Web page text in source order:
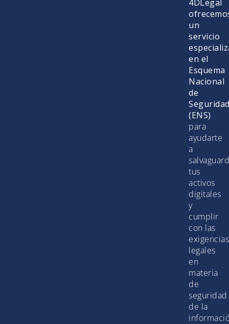
4DLegal
un
servicio
en el
Esquema
Nacional
de
(ENS)
para
ayudarte
a
tus
activos
digitales
y
cumplir
con las
exigencias
legales
en
materia
de
seguridad
de la